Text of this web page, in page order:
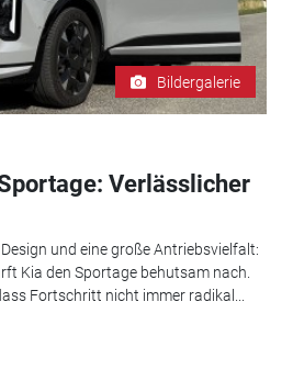
Bildergalerie
Verlässlicher
und eine große Antriebsvielfalt:
Kia den Sportage behutsam nach.
Fortschritt nicht immer radikal...